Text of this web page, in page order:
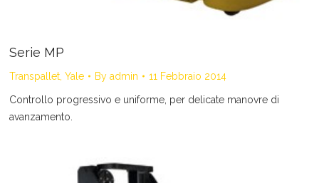
Serie MP
Transpallet, Yale By admin 11 Febbraio 2014
Controllo progressivo e uniforme, per delicate manovre di
avanzamento.